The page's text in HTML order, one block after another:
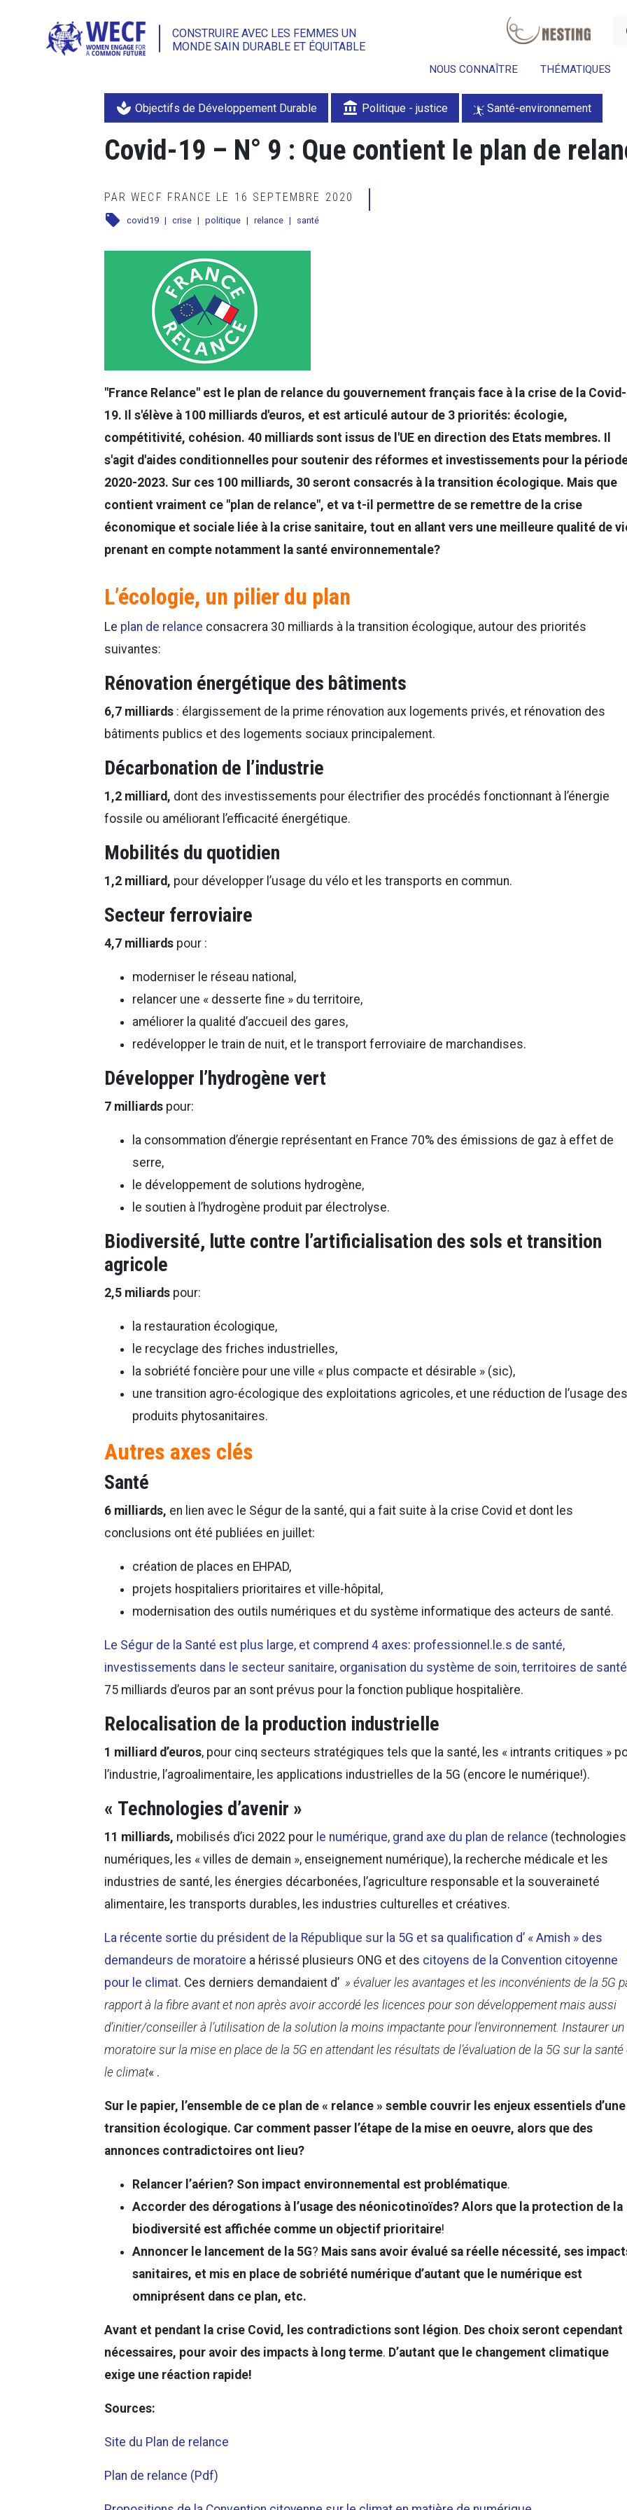
CONSTRUIRE AVEC LES FEMMES UN
MONDE SAIN DURABLE ET ÉQUITABLE
NOUS CONNAÎTRE THÉMATIQUES
spa Objectifs de Développement Durable account_balance Politique - justice Santé-environnement
Covid-19 – N° 9 : Que contient le plan de
PAR WECF FRANCE LE 16 SEPTEMBRE 2020
local_offer covid19 | crise | politique | relance | santé
"France Relance" est le plan de relance du gouvernement français face à la crise de la Covid-
19. Il s'élève à 100 milliards d'euros, et est articulé autour de 3 priorités: écologie,
compétitivité, cohésion. 40 milliards sont issus de l'UE en direction des Etats membres. Il
s'agit d'aides conditionnelles pour soutenir des réformes et investissements pour la
2020-2023. Sur ces 100 milliards, 30 seront consacrés à la transition écologique. Mais que
contient vraiment ce "plan de relance", et va t-il permettre de se remettre de la crise
économique et sociale liée à la crise sanitaire, tout en allant vers une meilleure qualité de
prenant en compte notamment la santé environnementale?
L’écologie, un pilier du plan
Le plan de relance consacrera 30 milliards à la transition écologique, autour des priorités
suivantes:
Rénovation énergétique des bâtiments
6,7 milliards : élargissement de la prime rénovation aux logements privés, et rénovation des
bâtiments publics et des logements sociaux principalement.
Décarbonation de l’industrie
1,2 milliard, dont des investissements pour électrifier des procédés fonctionnant à l’énergie
fossile ou améliorant l’efficacité énergétique.
Mobilités du quotidien
1,2 milliard, pour développer l’usage du vélo et les transports en commun.
Secteur ferroviaire
4,7 milliards pour :
moderniser le réseau national,
relancer une « desserte fine » du territoire,
améliorer la qualité d’accueil des gares,
redévelopper le train de nuit, et le transport ferroviaire de marchandises.
Développer l’hydrogène vert
7 milliards pour:
la consommation d’énergie représentant en France 70% des émissions de gaz à effet de
serre,
le développement de solutions hydrogène,
le soutien à l’hydrogène produit par électrolyse.
Biodiversité, lutte contre l’artificialisation des sols et transition
agricole
2,5 miliards pour:
la restauration écologique,
le recyclage des friches industrielles,
la sobriété foncière pour une ville « plus compacte et désirable » (sic),
une transition agro-écologique des exploitations agricoles, et une réduction de l’usage des
produits phytosanitaires.
Autres axes clés
Santé
6 milliards, en lien avec le Ségur de la santé, qui a fait suite à la crise Covid et dont les
conclusions ont été publiées en juillet:
création de places en EHPAD,
projets hospitaliers prioritaires et ville-hôpital,
modernisation des outils numériques et du système informatique des acteurs de santé.
Le Ségur de la Santé est plus large, et comprend 4 axes: professionnel.le.s de santé,
investissements dans le secteur sanitaire, organisation du système de soin, territoires de
75 milliards d’euros par an sont prévus pour la fonction publique hospitalière.
Relocalisation de la production industrielle
1 milliard d’euros, pour cinq secteurs stratégiques tels que la santé, les « intrants critiques »
l’industrie, l’agroalimentaire, les applications industrielles de la 5G (encore le numérique!).
« Technologies d’avenir »
11 milliards, mobilisés d’ici 2022 pour le numérique, grand axe du plan de relance (technologies
numériques, les « villes de demain », enseignement numérique), la recherche médicale et les
industries de santé, les énergies décarbonées, l’agriculture responsable et la souveraineté
alimentaire, les transports durables, les industries culturelles et créatives.
La récente sortie du président de la République sur la 5G et sa qualification d’ « Amish » des
demandeurs de moratoire a hérissé plusieurs ONG et des citoyens de la Convention citoyenne
pour le climat. Ces derniers demandaient d’ » évaluer les avantages et les inconvénients de la 5G
rapport à la fibre avant et non après avoir accordé les licences pour son développement mais aussi
d’initier/conseiller à l’utilisation de la solution la moins impactante pour l’environnement. Instaurer un
moratoire sur la mise en place de la 5G en attendant les résultats de l’évaluation de la 5G sur la santé
le climat« .
Sur le papier, l’ensemble de ce plan de « relance » semble couvrir les enjeux essentiels d’une
transition écologique. Car comment passer l’étape de la mise en oeuvre, alors que des
annonces contradictoires ont lieu?
Relancer l’aérien? Son impact environnemental est problématique.
Accorder des dérogations à l’usage des néonicotinoïdes? Alors que la protection de la
biodiversité est affichée comme un objectif prioritaire!
Annoncer le lancement de la 5G? Mais sans avoir évalué sa réelle nécessité, ses
sanitaires, et mis en place de sobriété numérique d’autant que le numérique est
omniprésent dans ce plan, etc.
Avant et pendant la crise Covid, les contradictions sont légion. Des choix seront cependant
nécessaires, pour avoir des impacts à long terme. D’autant que le changement climatique
exige une réaction rapide!
Sources:
Site du Plan de relance
Plan de relance (Pdf)